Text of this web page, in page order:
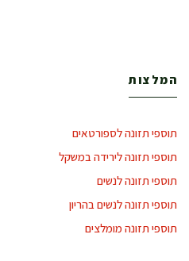
המלצות
תוספי תזונה לספורטאים
תוספי תזונה לירידה במשקל
תוספי תזונה לנשים
תוספי תזונה לנשים בהריון
תוספי תזונה מומלצים